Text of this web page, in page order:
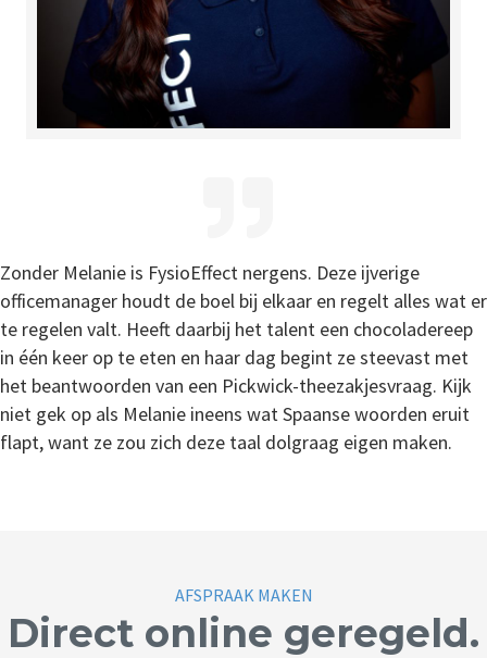
Zonder Melanie is FysioEffect nergens. Deze ijverige
officemanager houdt de boel bij elkaar en regelt alles wat er
te regelen valt. Heeft daarbij het talent een chocoladereep
in één keer op te eten en haar dag begint ze steevast met
het beantwoorden van een Pickwick-theezakjesvraag. Kijk
niet gek op als Melanie ineens wat Spaanse woorden eruit
flapt, want ze zou zich deze taal dolgraag eigen maken.
AFSPRAAK MAKEN
Direct online geregeld.